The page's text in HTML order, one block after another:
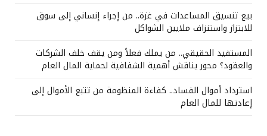
بيع تنسيق المساعدات في غزة.. من إجراء إنساني إلى سوق
للابتزاز واستنزاف ملايين الشواكل
المستفيد الحقيقي.. من يملك فعلاً ومن يقف خلف الشركات
والعقود؟ محور يناقش أهمية الشفافية لحماية المال العام
استرداد أموال الفساد.. كفاءة المنظومة من تتبع الأموال إلى
إعادتها للمال العام